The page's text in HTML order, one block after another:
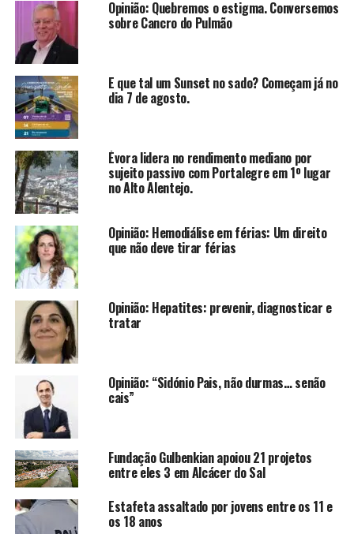
Opinião: Quebremos o estigma. Conversemos
sobre Cancro do Pulmão
E que tal um Sunset no sado? Começam já no
dia 7 de agosto.
Évora lidera no rendimento mediano por
sujeito passivo com Portalegre em 1º lugar
no Alto Alentejo.
Opinião: Hemodiálise em férias: Um direito
que não deve tirar férias
Opinião: Hepatites: prevenir, diagnosticar e
tratar
Opinião: “Sidónio Pais, não durmas… senão
cais”
Fundação Gulbenkian apoiou 21 projetos
entre eles 3 em Alcácer do Sal
Estafeta assaltado por jovens entre os 11 e
os 18 anos